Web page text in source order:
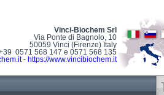
Vinci-Biochem Srl
Via Ponte di Bagnolo, 10
50059 Vinci (Firenze) Italy
0571 568 147 e 0571 568 135
- https://www.vincibiochem.it